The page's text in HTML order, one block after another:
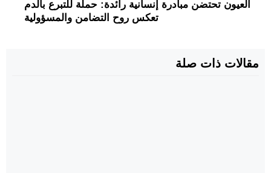
العيون تحتضن مبادرة إنسانية رائدة: حملة للتبرع بالدم
تعكس روح التضامن والمسؤولية
مقالات ذات صلة